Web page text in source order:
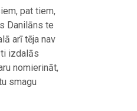
pat tiem,
Danilāns te
arī tēja nav
izdalās
nomierināt,
smagu